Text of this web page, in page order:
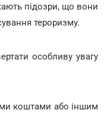
підозри, що вони
тероризму.
особливу увагу
коштами або іншим